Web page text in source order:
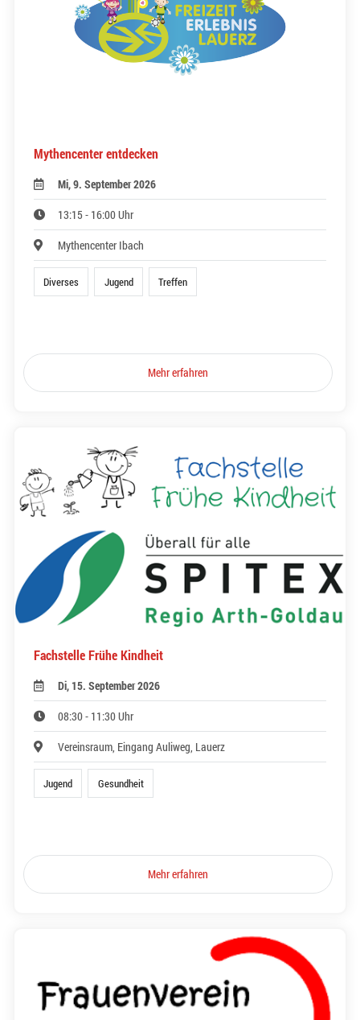
Mythencenter entdecken
Mi, 9. September 2026
13:15 - 16:00 Uhr
Mythencenter Ibach
Diverses Jugend Treffen
Mehr erfahren
Fachstelle Frühe Kindheit
Di, 15. September 2026
08:30 - 11:30 Uhr
Vereinsraum, Eingang Auliweg, Lauerz
Jugend Gesundheit
Mehr erfahren